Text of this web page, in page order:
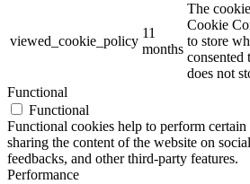
viewed_cookie_policy
11
months
The
Cookie
to store
consented
does not
Functional
Functional
Functional cookies help to perform
sharing the content of the website on
feedbacks, and other third-party features.
Performance